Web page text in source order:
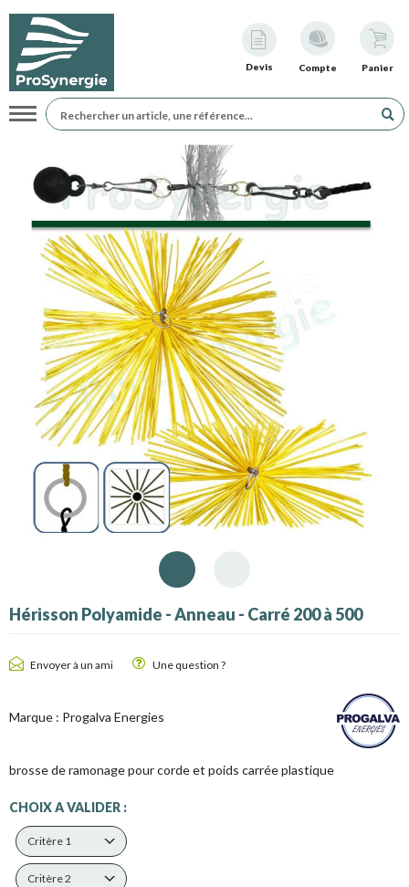
Devis Compte Panier
Navigation
Hérisson Polyamide - Anneau - Carré 200 à 500
Envoyer à un ami Une question ?
Marque : Progalva Energies
brosse de ramonage pour corde et poids carrée plastique
CHOIX A VALIDER :
Critère 1
Critère 2